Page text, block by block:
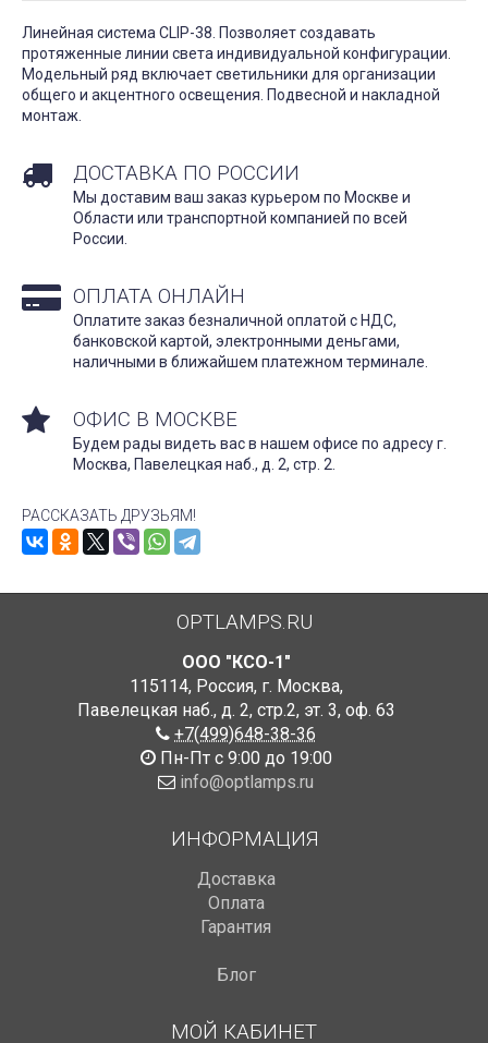
Линейная система CLIP-38. Позволяет создавать
протяженные линии света индивидуальной конфигурации.
Модельный ряд включает светильники для организации
общего и акцентного освещения. Подвесной и накладной
монтаж.
ДОСТАВКА ПО РОССИИ
Мы доставим ваш заказ курьером по Москве и
Области или транспортной компанией по всей
России.
ОПЛАТА ОНЛАЙН
Оплатите заказ безналичной оплатой с НДС,
банковской картой, электронными деньгами,
наличными в ближайшем платежном терминале.
ОФИС В МОСКВЕ
Будем рады видеть вас в нашем офисе по адресу г.
Москва, Павелецкая наб., д. 2, стр. 2.
РАССКАЗАТЬ ДРУЗЬЯМ!
OPTLAMPS.RU
ООО "КСО-1"
115114, Россия, г. Москва,
Павелецкая наб., д. 2, стр.2, эт. 3, оф. 63
+7(499)648-38-36
Пн-Пт с 9:00 до 19:00
info@optlamps.ru
ИНФОРМАЦИЯ
Доставка
Оплата
Гарантия
Блог
МОЙ КАБИНЕТ